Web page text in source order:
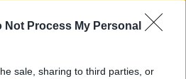
Not Process My Personal
sale, sharing to third parties, or